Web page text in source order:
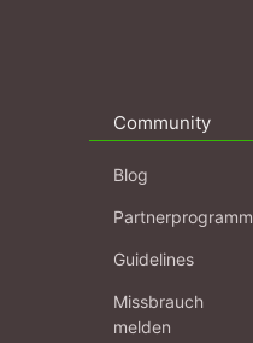
Community
Blog
Partnerprogramm
Guidelines
Missbrauch
melden